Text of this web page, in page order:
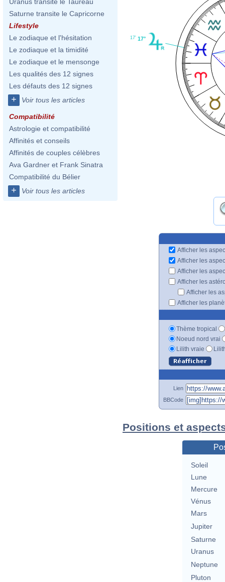
Saturne transite le Capricorne
Lifestyle
Le zodiaque et l'hésitation
Le zodiaque et la timidité
Le zodiaque et le mensonge
Les qualités des 12 signes
Les défauts des 12 signes
+ Voir tous les articles
Compatibilité
Astrologie et compatibilité
Affinités et conseils
Affinités de couples célèbres
Ava Gardner et Frank Sinatra
Compatibilité du Bélier
+ Voir tous les articles
17°
17'
Afficher les
Afficher les
Afficher les
Afficher les
Afficher les
Afficher les
Thème tropical
Noeud nord vrai
Lilith vraie
Lien
BBCode
Positions et
Soleil
Lune
Mercure
Vénus
Mars
Jupiter
Saturne
Uranus
Neptune
Pluton